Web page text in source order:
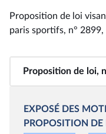
Proposition de loi
paris sportifs, n° 2899,
Proposition de loi,
EXPOSÉ DES
PROPOSITION DE